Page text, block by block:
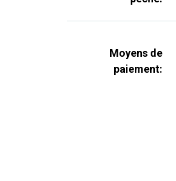
Moyens de
paiement: